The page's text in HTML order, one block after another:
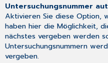
Untersuchungsnummer
Aktivieren Sie diese Option,
haben hier die Möglichkeit,
nächstes vergeben werden
Untersuchungsnummern
vergeben.